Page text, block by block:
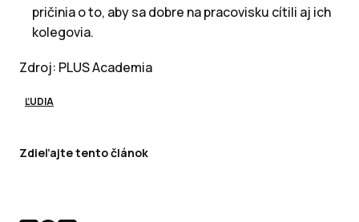
pričinia o to, aby sa dobre na pracovisku cítili aj ich
kolegovia.
Zdroj: PLUS Academia
ĽUDIA
Zdieľajte tento článok